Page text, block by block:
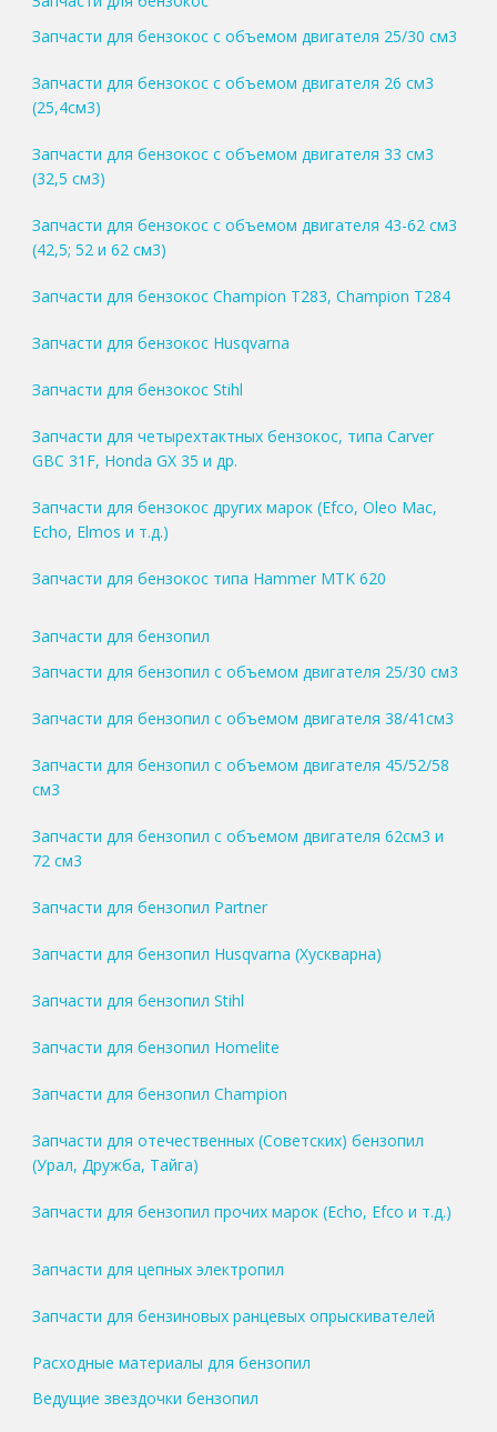
Запчасти для бензокос с объемом двигателя 25/30 см3
Запчасти для бензокос с объемом двигателя 26 см3
(25,4см3)
Запчасти для бензокос с объемом двигателя 33 см3
(32,5 см3)
Запчасти для бензокос с объемом двигателя 43-62 см3
(42,5; 52 и 62 см3)
Запчасти для бензокос Champion T283, Champion T284
Запчасти для бензокос Husqvarna
Запчасти для бензокос Stihl
Запчасти для четырехтактных бензокос, типа Carver
GBC 31F, Honda GX 35 и др.
Запчасти для бензокос других марок (Efco, Oleo Mac,
Echo, Elmos и т.д.)
Запчасти для бензокос типа Hammer MTK 620
Запчасти для бензопил
Запчасти для бензопил с объемом двигателя 25/30 см3
Запчасти для бензопил с объемом двигателя 38/41см3
Запчасти для бензопил с объемом двигателя 45/52/58
см3
Запчасти для бензопил с объемом двигателя 62см3 и
72 см3
Запчасти для бензопил Partner
Запчасти для бензопил Husqvarna (Хускварна)
Запчасти для бензопил Stihl
Запчасти для бензопил Homelite
Запчасти для бензопил Champion
Запчасти для отечественных (Советских) бензопил
(Урал, Дружба, Тайга)
Запчасти для бензопил прочих марок (Echo, Efco и т.д.)
Запчасти для цепных электропил
Запчасти для бензиновых ранцевых опрыскивателей
Расходные материалы для бензопил
Ведущие звездочки бензопил